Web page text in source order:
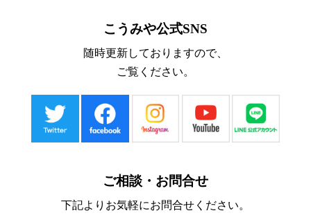
こうみや公式SNS
随時更新しておりますので、
ご覧ください。
ご相談・お問合せ
下記よりお気軽にお問合せください。